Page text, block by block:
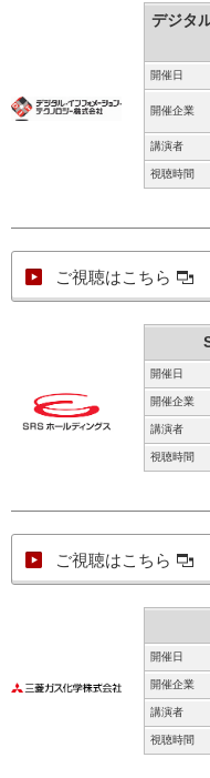
デジタ
開催日
開催企業
講演者
視聴時間
ご視聴はこちら
開催日
開催企業
講演者
視聴時間
ご視聴はこちら
開催日
開催企業
講演者
視聴時間